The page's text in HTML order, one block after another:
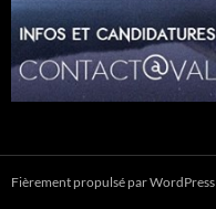
Fièrement propulsé par WordPress